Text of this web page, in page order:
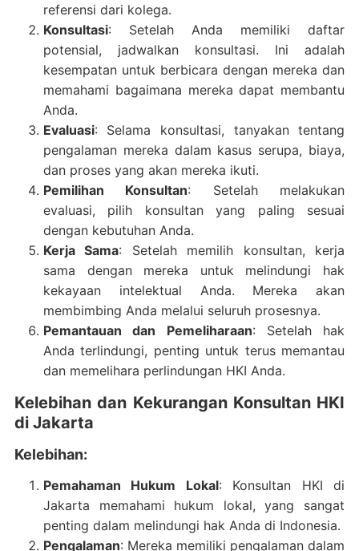
referensi dari kolega.
Konsultasi: Setelah Anda memiliki daftar
potensial, jadwalkan konsultasi. Ini adalah
kesempatan untuk berbicara dengan mereka dan
memahami bagaimana mereka dapat membantu
Anda.
Evaluasi: Selama konsultasi, tanyakan tentang
pengalaman mereka dalam kasus serupa, biaya,
dan proses yang akan mereka ikuti.
Pemilihan Konsultan: Setelah melakukan
evaluasi, pilih konsultan yang paling sesuai
dengan kebutuhan Anda.
Kerja Sama: Setelah memilih konsultan, kerja
sama dengan mereka untuk melindungi hak
kekayaan intelektual Anda. Mereka akan
membimbing Anda melalui seluruh prosesnya.
Pemantauan dan Pemeliharaan: Setelah hak
Anda terlindungi, penting untuk terus memantau
dan memelihara perlindungan HKI Anda.
Kelebihan dan Kekurangan Konsultan HKI
di Jakarta
Kelebihan:
Pemahaman Hukum Lokal: Konsultan HKI di
Jakarta memahami hukum lokal, yang sangat
penting dalam melindungi hak Anda di Indonesia.
Pengalaman: Mereka memiliki pengalaman dalam